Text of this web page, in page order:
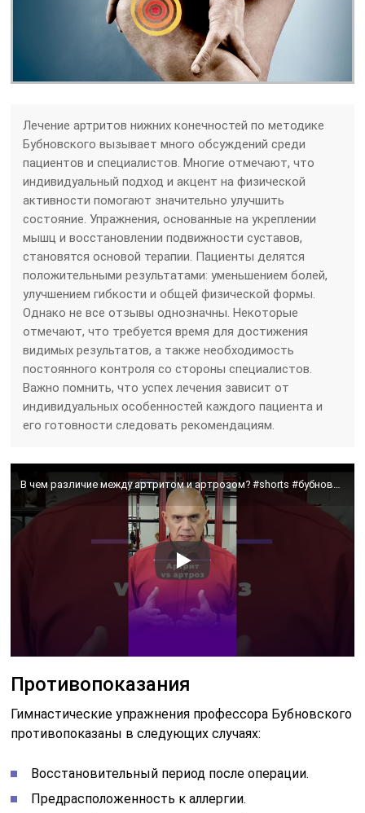
Лечение артритов нижних конечностей по методике
Бубновского вызывает много обсуждений среди
пациентов и специалистов. Многие отмечают, что
индивидуальный подход и акцент на физической
активности помогают значительно улучшить
состояние. Упражнения, основанные на укреплении
мышц и восстановлении подвижности суставов,
становятся основой терапии. Пациенты делятся
положительными результатами: уменьшением болей,
улучшением гибкости и общей физической формы.
Однако не все отзывы однозначны. Некоторые
отмечают, что требуется время для достижения
видимых результатов, а также необходимость
постоянного контроля со стороны специалистов.
Важно помнить, что успех лечения зависит от
индивидуальных особенностей каждого пациента и
его готовности следовать рекомендациям.
В чем различие между артритом и артрозом? #shorts #бубновский #артроз #артрит
Противопоказания
Гимнастические упражнения профессора Бубновского
противопоказаны в следующих случаях:
Восстановительный период после операции.
Предрасположенность к аллергии.